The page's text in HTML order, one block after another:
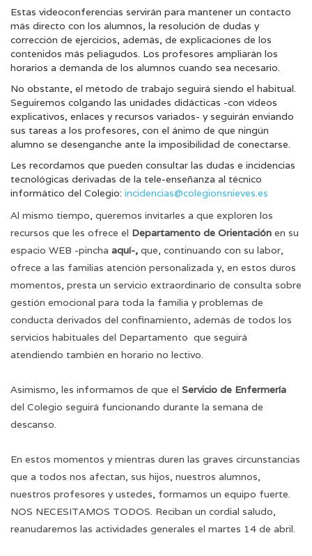
Estas videoconferencias servirán para mantener un contacto
más directo con los alumnos, la resolución de dudas y
corrección de ejercicios, además, de explicaciones de los
contenidos más peliagudos. Los profesores ampliarán los
horarios a demanda de los alumnos cuando sea necesario.
No obstante, el método de trabajo seguirá siendo el habitual.
Seguiremos colgando las unidades didácticas -con vídeos
explicativos, enlaces y recursos variados- y seguirán enviando
sus tareas a los profesores, con el ánimo de que ningún
alumno se desenganche ante la imposibilidad de conectarse.
Les recordamos que pueden consultar las dudas e incidencias
tecnológicas derivadas de la tele-enseñanza al técnico
informático del Colegio: incidencias@colegionsnieves.es
Al mismo tiempo, queremos invitarles a que exploren los
recursos que les ofrece el Departamento de Orientación en su
espacio WEB -pincha aquí-, que, continuando con su labor,
ofrece a las familias atención personalizada y, en estos duros
momentos, presta un servicio extraordinario de consulta sobre
gestión emocional para toda la familia y problemas de
conducta derivados del confinamiento, además de todos los
servicios habituales del Departamento que seguirá
atendiendo también en horario no lectivo.
Asimismo, les informamos de que el Servicio de Enfermería
del Colegio seguirá funcionando durante la semana de
descanso.
En estos momentos y mientras duren las graves circunstancias
que a todos nos afectan, sus hijos, nuestros alumnos,
nuestros profesores y ustedes, formamos un equipo fuerte.
NOS NECESITAMOS TODOS. Reciban un cordial saludo,
reanudaremos las actividades generales el martes 14 de abril.